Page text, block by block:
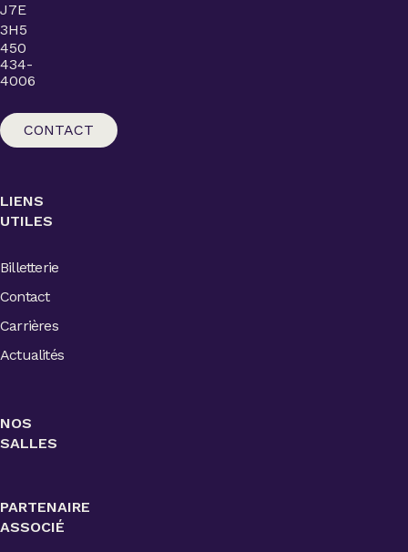
J7E
3H5
450
434-
4006
CONTACT
LIENS
UTILES
Billetterie
Contact
Carrières
Actualités
NOS
SALLES
PARTENAIRE
ASSOCIÉ